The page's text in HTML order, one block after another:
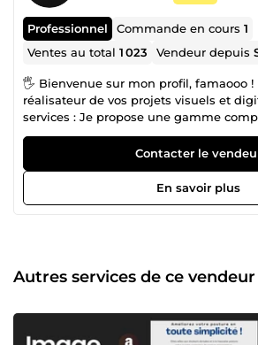
Professionnel Commande en cours1
Ventes au total1 023 Vendeur depuis
🖐 Bienvenue sur mon profil, famaooo !
réalisateur de vos projets visuels et
services : Je propose une gamme
pour donner vie à vos projets : 🎞️ Montage photo et vidéo :
Transformez vos souvenirs ou vos
mémorables. 💻 Création de sites
commerce ou plateformes sur mesure,
esthétiques et performants. 🔗
professionnalisme, avec une priorité
vos attentes et délais. 💡 Créativité et
constamment les tendances pour
réalisations modernes et percutantes.
Contacter le
En savoir plus
Autres services de ce vendeur